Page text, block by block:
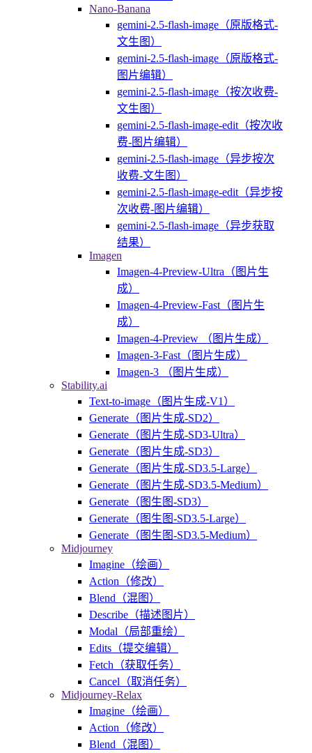
Nano-Banana
gemini-2.5-flash-image（原版格式-
文生图）
gemini-2.5-flash-image（原版格式-
图片编辑）
gemini-2.5-flash-image（按次收费-
文生图）
gemini-2.5-flash-image-edit（按次收
费-图片编辑）
gemini-2.5-flash-image（异步按次
收费-文生图）
gemini-2.5-flash-image-edit（异步按
次收费-图片编辑）
gemini-2.5-flash-image（异步获取
结果）
Imagen
Imagen-4-Preview-Ultra（图片生
成）
Imagen-4-Preview-Fast（图片生
成）
Imagen-4-Preview （图片生成）
Imagen-3-Fast（图片生成）
Imagen-3 （图片生成）
Stability.ai
Text-to-image（图片生成-V1）
Generate（图片生成-SD2）
Generate（图片生成-SD3-Ultra）
Generate（图片生成-SD3）
Generate（图片生成-SD3.5-Large）
Generate（图片生成-SD3.5-Medium）
Generate（图生图-SD3）
Generate（图生图-SD3.5-Large）
Generate（图生图-SD3.5-Medium）
Midjourney
Imagine（绘画）
Action（修改）
Blend（混图）
Describe（描述图片）
Modal（局部重绘）
Edits（提交编辑）
Fetch（获取任务）
Cancel（取消任务）
Midjourney-Relax
Imagine（绘画）
Action（修改）
Blend（混图）